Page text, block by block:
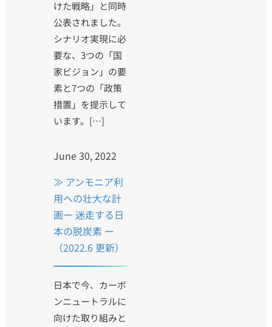
けた戦略」と同時
公表されました。
シナリオ実現に必
要な、3つの「国
家ビジョン」の要
素と7つの「政策
措置」を提示して
います。[…]
June 30, 2022
≫ アンモニア利
用への壮大な計
画ー 迷走する日
本の脱炭素 ー
（2022.6 更新）
日本で今、カーボ
ンニュートラルに
向けた取り組みと